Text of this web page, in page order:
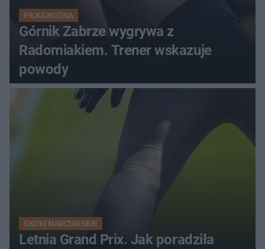
PIŁKA NOŻNA
Górnik Zabrze wygrywa z
Radomiakiem. Trener wskazuje
powody
SKOKI NARCIARSKIE
Letnia Grand Prix. Jak poradziła